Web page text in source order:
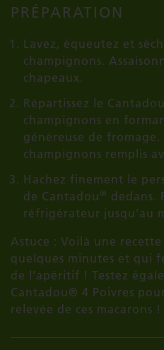
PRÉPARATION
Lavez, équeutez et
champignons.
chapeaux.
Répartissez le Cantadou
champignons en
généreuse de fromage.
champignons remplis
Hachez finement le
de Cantadou ® dedans.
réfrigérateur jusqu’au
Astuce : Voilà une
quelques minutes et qui
de l’apéritif ! Testez
Cantadou® 4 Poivres
relevée de ces macarons !